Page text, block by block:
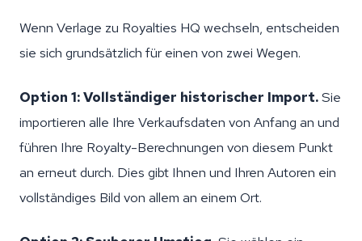
Wenn Verlage zu Royalties HQ wechseln, entscheiden
sie sich grundsätzlich für einen von zwei Wegen.
Option 1: Vollständiger historischer Import.Sie
importieren alle Ihre Verkaufsdaten von Anfang an und
führen Ihre Royalty-Berechnungen von diesem Punkt
an erneut durch. Dies gibt Ihnen und Ihren Autoren ein
vollständiges Bild von allem an einem Ort.